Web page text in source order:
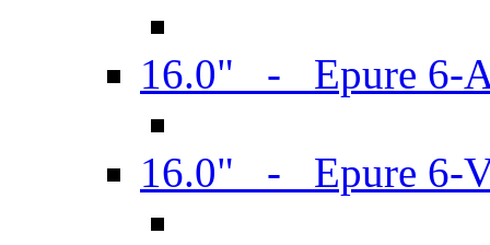
16.0" - Epure 6-
16.0" - Epure 6-